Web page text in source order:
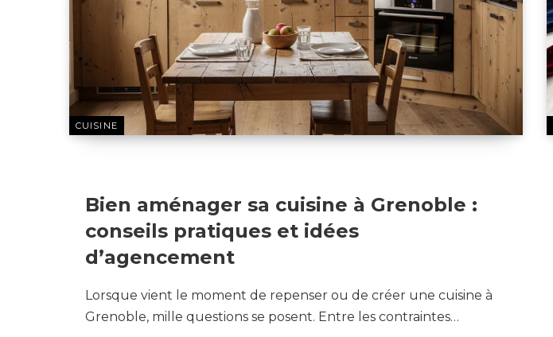
CUISINE
Bien aménager sa cuisine à Grenoble :
conseils pratiques et idées
d’agencement
Lorsque vient le moment de repenser ou de créer une cuisine à
Grenoble, mille questions se posent. Entre les contraintes…